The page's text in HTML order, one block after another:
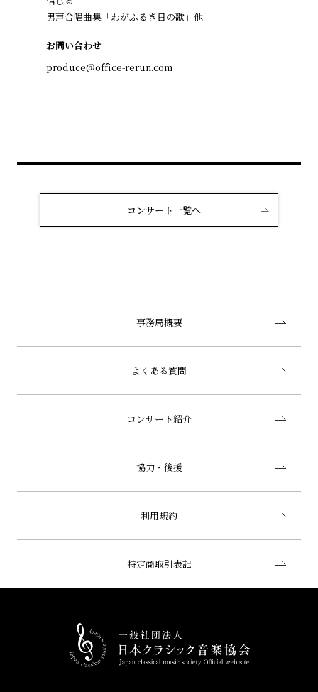
男声合唱曲集「わがふるき日の歌」他
お問い合わせ
produce@office-rerun.com
コンサート一覧へ
事務局概要
よくある質問
コンサート紹介
協力・後援
利用規約
特定商取引表記